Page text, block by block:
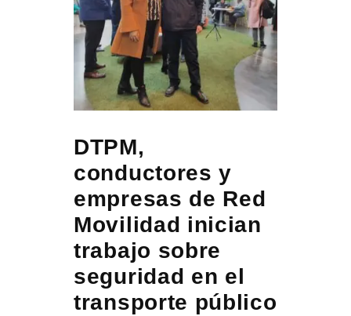
DTPM,
conductores y
empresas de Red
Movilidad inician
trabajo sobre
seguridad en el
transporte público